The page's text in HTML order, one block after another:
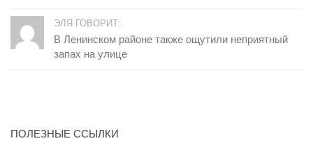
ЭЛЯ ГОВОРИТ:
В Ленинском районе также ощутили неприятный
запах на улице
ПОЛЕЗНЫЕ ССЫЛКИ